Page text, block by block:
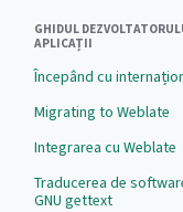
GHIDUL
APLICAȚII
Începând cu
Migrating to Weblate
Integrarea cu Weblate
Traducerea de
GNU gettext